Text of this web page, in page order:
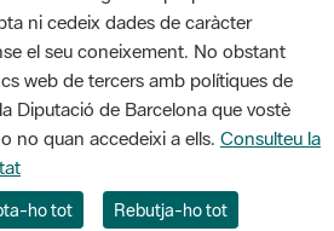
Llacuna, 1a planta. Badajoz, 49. 08005
/ xarxaparcs@diba.cat
ni cedeix dades de caràcter
el seu coneixement. No obstant
web de tercers amb polítiques de
Diputació de Barcelona que vostè
no quan accedeixi a ells. Consulteu la
ho tot Rebutja-ho tot